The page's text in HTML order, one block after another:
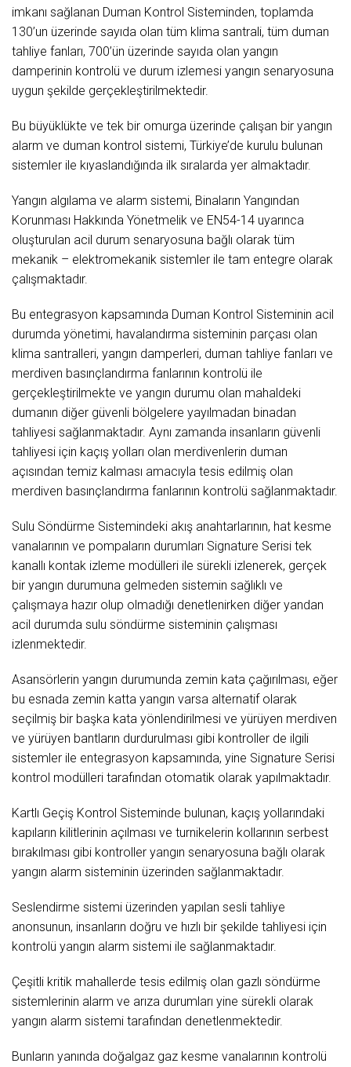
imkanı sağlanan Duman Kontrol Sisteminden, toplamda
130’un üzerinde sayıda olan tüm klima santrali, tüm duman
tahliye fanları, 700’ün üzerinde sayıda olan yangın
damperinin kontrolü ve durum izlemesi yangın senaryosuna
uygun şekilde gerçekleştirilmektedir.
Bu büyüklükte ve tek bir omurga üzerinde çalışan bir yangın
alarm ve duman kontrol sistemi, Türkiye’de kurulu bulunan
sistemler ile kıyaslandığında ilk sıralarda yer almaktadır.
Yangın algılama ve alarm sistemi, Binaların Yangından
Korunması Hakkında Yönetmelik ve EN54-14 uyarınca
oluşturulan acil durum senaryosuna bağlı olarak tüm
mekanik – elektromekanik sistemler ile tam entegre olarak
çalışmaktadır.
Bu entegrasyon kapsamında Duman Kontrol Sisteminin acil
durumda yönetimi, havalandırma sisteminin parçası olan
klima santralleri, yangın damperleri, duman tahliye fanları ve
merdiven basınçlandırma fanlarının kontrolü ile
gerçekleştirilmekte ve yangın durumu olan mahaldeki
dumanın diğer güvenli bölgelere yayılmadan binadan
tahliyesi sağlanmaktadır. Aynı zamanda insanların güvenli
tahliyesi için kaçış yolları olan merdivenlerin duman
açısından temiz kalması amacıyla tesis edilmiş olan
merdiven basınçlandırma fanlarının kontrolü sağlanmaktadır.
Sulu Söndürme Sistemindeki akış anahtarlarının, hat kesme
vanalarının ve pompaların durumları Signature Serisi tek
kanallı kontak izleme modülleri ile sürekli izlenerek, gerçek
bir yangın durumuna gelmeden sistemin sağlıklı ve
çalışmaya hazır olup olmadığı denetlenirken diğer yandan
acil durumda sulu söndürme sisteminin çalışması
izlenmektedir.
Asansörlerin yangın durumunda zemin kata çağırılması, eğer
bu esnada zemin katta yangın varsa alternatif olarak
seçilmiş bir başka kata yönlendirilmesi ve yürüyen merdiven
ve yürüyen bantların durdurulması gibi kontroller de ilgili
sistemler ile entegrasyon kapsamında, yine Signature Serisi
kontrol modülleri tarafından otomatik olarak yapılmaktadır.
Kartlı Geçiş Kontrol Sisteminde bulunan, kaçış yollarındaki
kapıların kilitlerinin açılması ve turnikelerin kollarının serbest
bırakılması gibi kontroller yangın senaryosuna bağlı olarak
yangın alarm sisteminin üzerinden sağlanmaktadır.
Seslendirme sistemi üzerinden yapılan sesli tahliye
anonsunun, insanların doğru ve hızlı bir şekilde tahliyesi için
kontrolü yangın alarm sistemi ile sağlanmaktadır.
Çeşitli kritik mahallerde tesis edilmiş olan gazlı söndürme
sistemlerinin alarm ve arıza durumları yine sürekli olarak
yangın alarm sistemi tarafından denetlenmektedir.
Bunların yanında doğalgaz gaz kesme vanalarının kontrolü